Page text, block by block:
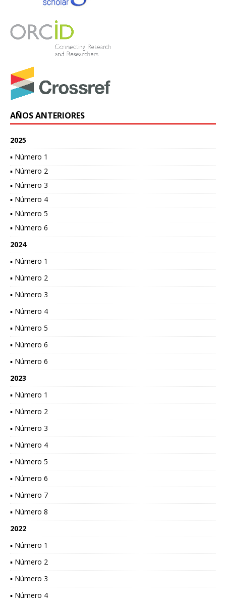
AÑOS ANTERIORES
2025
▪ Número 1
▪ Número 2
▪ Número 3
▪ Número 4
▪ Número 5
▪ Número 6
2024
▪ Número 1
▪ Número 2
▪ Número 3
▪ Número 4
▪ Número 5
▪ Número 6
▪ Número 6
2023
▪ Número 1
▪ Número 2
▪ Número 3
▪ Número 4
▪ Número 5
▪ Número 6
▪ Número 7
▪ Número 8
2022
▪ Número 1
▪ Número 2
▪ Número 3
▪ Número 4